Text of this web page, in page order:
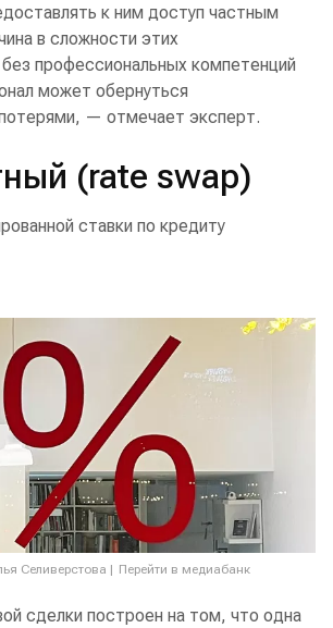
к ним доступ частным
в сложности этих
профессиональных компетенций
может обернуться
— отмечает эксперт.
(rate swap)
ставки по кредиту
Селиверстова Перейти в медиабанк
сделки построен на том, что одна